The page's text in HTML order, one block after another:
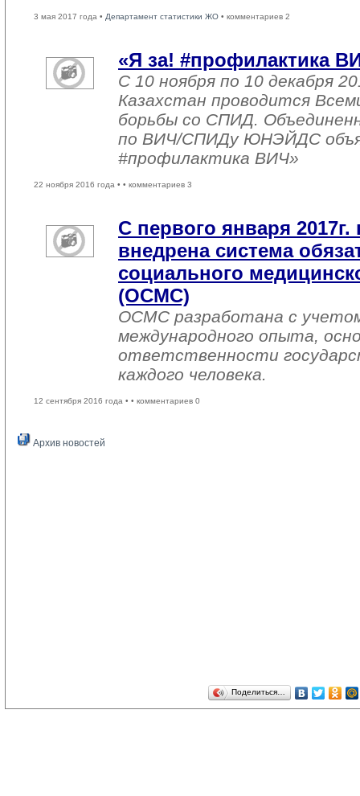
3 мая 2017 года • Департамент статистики ЖО • комментариев 2
«Я за! #профилактика
С 10 ноября по 10 декабря
Казахстан проводится
борьбы со СПИД.
по ВИЧ/СПИДу ЮНЭЙДС
#профилактика ВИЧ»
22 ноября 2016 года • • комментариев 3
С первого января 2017г.
внедрена система
социального
(ОСМС)
ОСМС разработана с
международного опыта,
ответственности
каждого человека.
12 сентября 2016 года • • комментариев 0
Архив новостей
Поделиться…